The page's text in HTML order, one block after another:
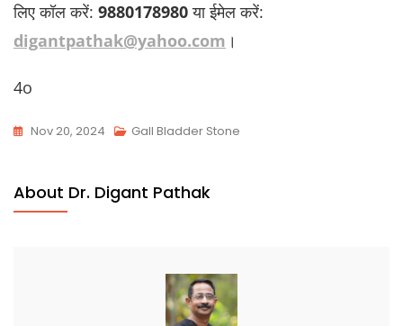
लिए कॉल करें: 9880178980या ईमेल करें:
digantpathak@yahoo.com ।
4o
Nov 20, 2024 Gall Bladder Stone
About Dr. Digant Pathak